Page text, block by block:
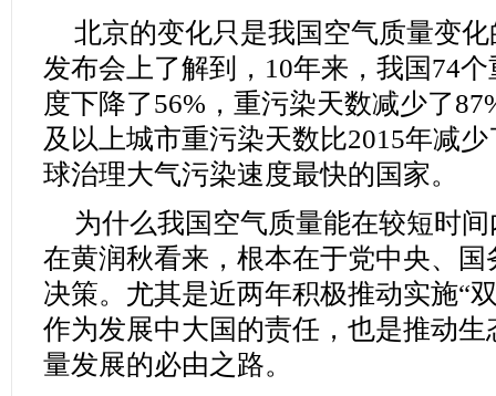
北京的变化只是我国空气质量变
发布会上了解到，10年来，我国74
度下降了56%，重污染天数减少了
及以上城市重污染天数比2015年减
球治理大气污染速度最快的国家。
为什么我国空气质量能在较短时
在黄润秋看来，根本在于党中央、
决策。尤其是近两年积极推动实施“
作为发展中大国的责任，也是推动
量发展的必由之路。